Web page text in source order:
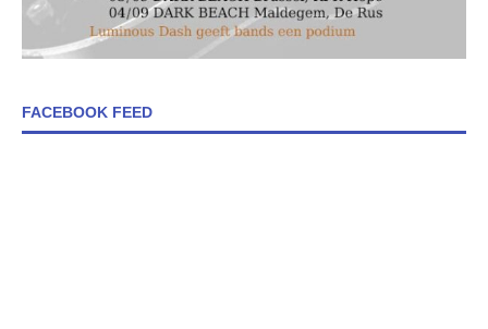
FACEBOOK FEED